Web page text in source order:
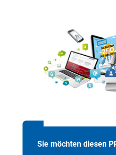
Sie möchten diesen